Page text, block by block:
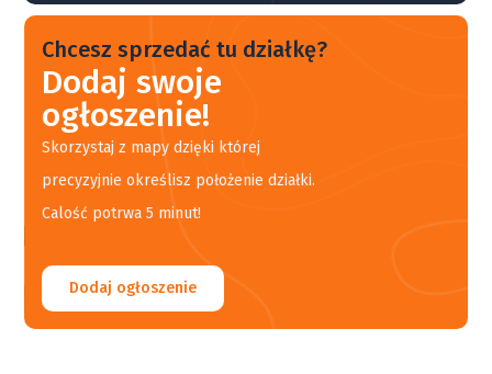
Chcesz sprzedać tu działkę?
Dodaj swoje
ogłoszenie!
Skorzystaj z mapy dzięki której
precyzyjnie określisz położenie działki.
Calość potrwa 5 minut!
Dodaj ogłoszenie